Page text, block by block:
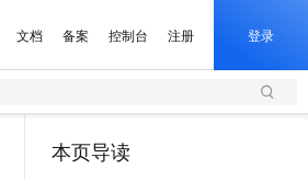
文档 备案 控制台 注册 登录
本页导读
轻量应用服务器
Agency Agents：拥有专属领域专家
AI 活动
AI 生产力先锋
阿里云 OPC 创新助力计划
专业服务
服务伙伴合作计划
Al MaaS 服务伙伴赋能合作
开发者社区
加入我们